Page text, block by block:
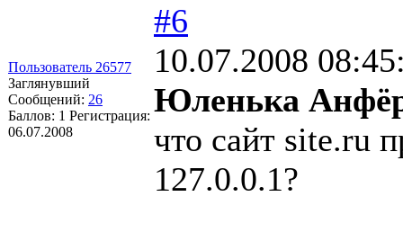
Пользователь 26577
Заглянувший
Сообщений: 26
Баллов: 1 Регистрация:
06.07.2008
#6
10.07.2008
Юленька
что сайт site.ru
127.0.0.1?